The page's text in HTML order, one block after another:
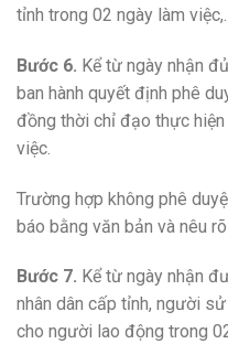
tỉnh trong 02 ngày làm việc,.
Bước 6. Kể từ ngày nhận
ban hành quyết định phê
đồng thời chỉ đạo thực
việc.
Trường hợp không phê
báo bằng văn bản và nêu rõ
Bước 7. Kể từ ngày nhận
nhân dân cấp tỉnh, người
cho người lao động trong